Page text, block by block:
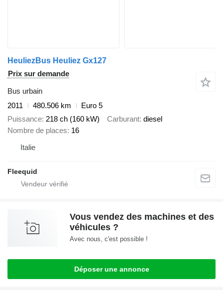
HeuliezBus Heuliez Gx127
Prix sur demande
Bus urbain
2011
480.506 km
Euro 5
Puissance 218 ch (160 kW) Carburant diesel
Nombre de places 16
Italie
Fleequid
Vous vendez des machines et des
véhicules ?
Avec nous, c'est possible !
Déposer une annonce